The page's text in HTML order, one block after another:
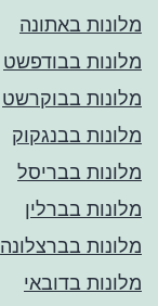
מלונות באתונה
מלונות בבודפשט
מלונות בבוקרשט
מלונות בבנגקוק
מלונות בבריסל
מלונות בברלין
מלונות בברצלונה
מלונות בדובאי